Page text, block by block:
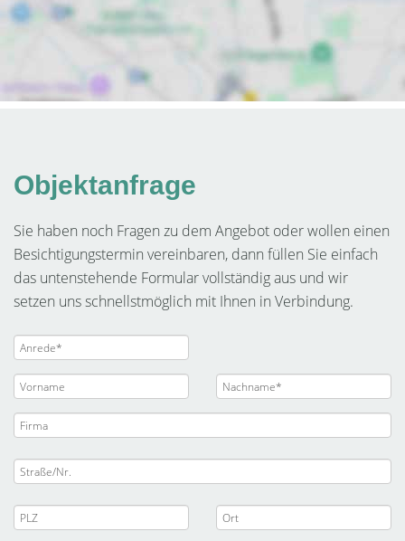
Objektanfrage
Sie haben noch Fragen zu dem Angebot oder wollen einen
Besichtigungstermin vereinbaren, dann füllen Sie einfach
das untenstehende Formular vollständig aus und wir
setzen uns schnellstmöglich mit Ihnen in Verbindung.